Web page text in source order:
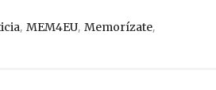
, MEM4EU, Memorízate,